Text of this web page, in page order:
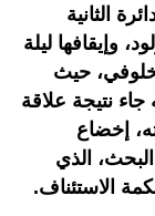
الثانية
وإيقافها ليلة
حيث
نتيجة علاقة
إخضاع
البحث، الذي
الاستئناف.